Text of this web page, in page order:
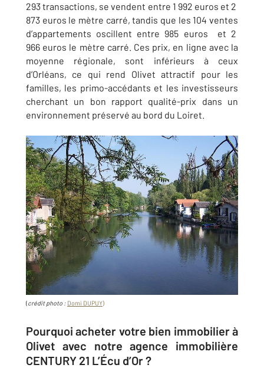
293 transactions, se vendent entre 1 992 euros et 2
873 euros le mètre carré, tandis que les 104 ventes
d’appartements oscillent entre 985 euros et 2
966 euros le mètre carré. Ces prix, en ligne avec la
moyenne régionale, sont inférieurs à ceux
d’Orléans, ce qui rend Olivet attractif pour les
familles, les primo-accédants et les investisseurs
cherchant un bon rapport qualité-prix dans un
environnement préservé au bord du Loiret.
(crédit photo : Domi DUPUY)
Pourquoi acheter votre bien immobilier à
Olivet avec notre agence immobilière
CENTURY 21 L’Écu d’Or ?